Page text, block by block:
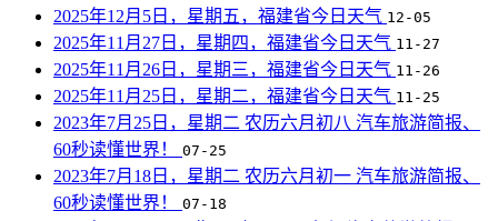
2025年12月5日，星期五，福建省今日天气 12-05
2025年11月27日，星期四，福建省今日天气 11-27
2025年11月26日，星期三，福建省今日天气 11-26
2025年11月25日，星期二，福建省今日天气 11-25
2023年7月25日，星期二 农历六月初八 汽车旅游简报、
60秒读懂世界！ 07-25
2023年7月18日，星期二 农历六月初一 汽车旅游简报、
60秒读懂世界！ 07-18